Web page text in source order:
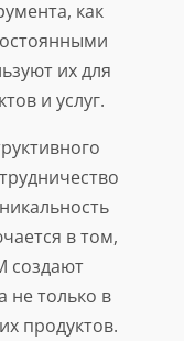
как
их для
и услуг.
в том,
создают
не только в
продуктов.